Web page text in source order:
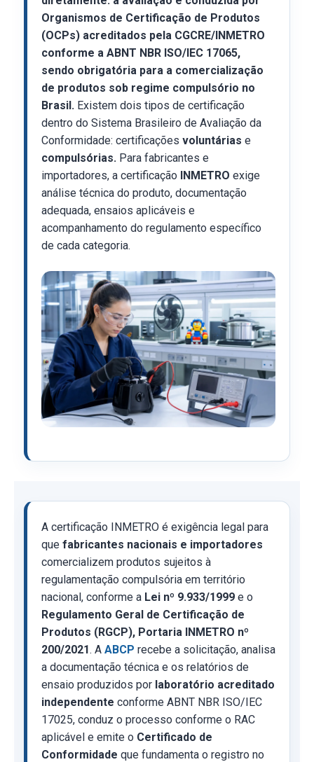
Organismos de Certificação de Produtos
(OCPs) acreditados pela CGCRE/INMETRO
conforme a ABNT NBR ISO/IEC 17065,
sendo obrigatória para a comercialização
de produtos sob regime compulsório no
Brasil. Existem dois tipos de certificação
dentro do Sistema Brasileiro de Avaliação da
Conformidade: certificações voluntárias e
compulsórias. Para fabricantes e
importadores, a certificação INMETRO exige
análise técnica do produto, documentação
adequada, ensaios aplicáveis e
acompanhamento do regulamento específico
de cada categoria.
A certificação INMETRO é exigência legal para
que fabricantes nacionais e importadores
comercializem produtos sujeitos à
regulamentação compulsória em território
nacional, conforme a Lei nº 9.933/1999 e o
Regulamento Geral de Certificação de
Produtos (RGCP), Portaria INMETRO nº
200/2021. A ABCP recebe a solicitação, analisa
a documentação técnica e os relatórios de
ensaio produzidos por laboratório acreditado
independente conforme ABNT NBR ISO/IEC
17025, conduz o processo conforme o RAC
aplicável e emite o Certificado de
Conformidade que fundamenta o registro no